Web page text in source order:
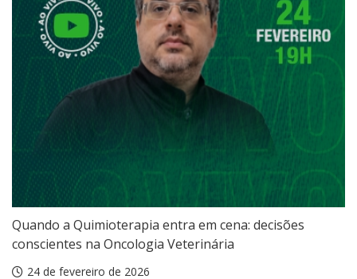
Quando a Quimioterapia entra em cena: decisões
conscientes na Oncologia Veterinária
24 de fevereiro de 2026